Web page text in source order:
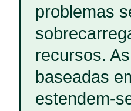
problemas
recursos.
baseadas
estendem-